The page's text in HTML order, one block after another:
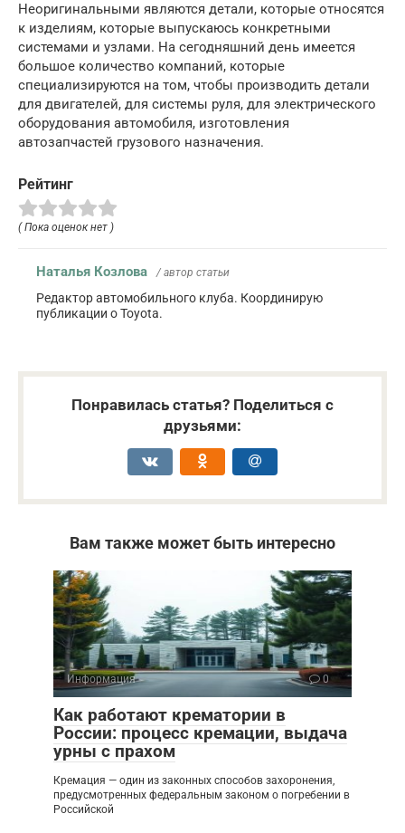
Неоригинальными являются детали, которые относятся
к изделиям, которые выпускаюсь конкретными
системами и узлами. На сегодняшний день имеется
большое количество компаний, которые
специализируются на том, чтобы производить детали
для двигателей, для системы руля, для электрического
оборудования автомобиля, изготовления
автозапчастей грузового назначения.
Рейтинг
( Пока оценок нет )
Наталья Козлова / автор статьи
Редактор автомобильного клуба. Координирую
публикации о Toyota.
Понравилась статья? Поделиться с
друзьями:
Вам также может быть интересно
Информация 0
Как работают крематории в
России: процесс кремации, выдача
урны с прахом
Кремация — один из законных способов захоронения,
предусмотренных федеральным законом о погребении в
Российской